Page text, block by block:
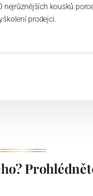
nejrůznějších kousků
prodejci.